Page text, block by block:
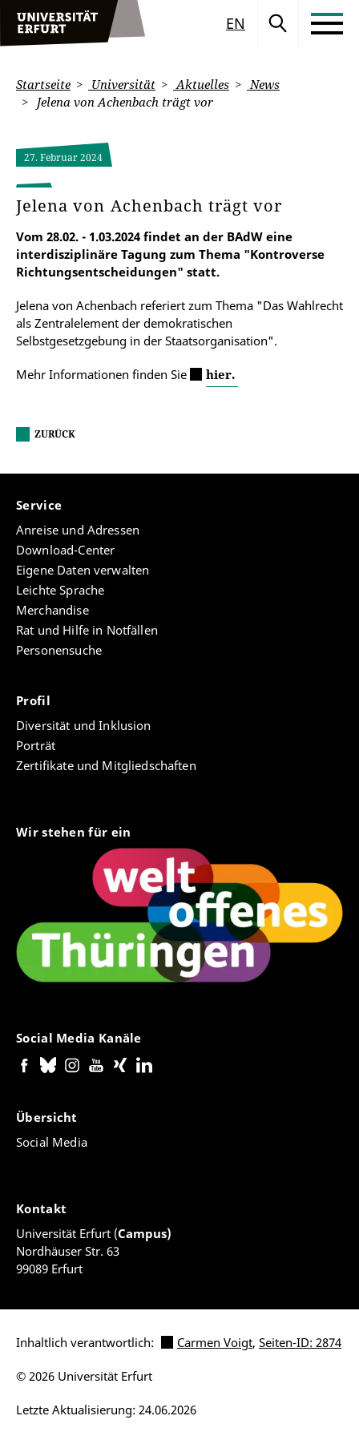
EN
Startseite Universität Aktuelles
News
Jelena von Achenbach trägt vor
27. Februar 2024
Jelena von Achenbach trägt vor
Vom 28.02. - 1.03.2024 findet an der BAdW eine
interdisziplinäre Tagung zum Thema "Kontroverse
Richtungsentscheidungen" statt.
Jelena von Achenbach referiert zum Thema "Das Wahlrecht
als Zentralelement der demokratischen
Selbstgesetzgebung in der Staatsorganisation".
Mehr Informationen finden Sie hier.
ZURÜCK
Service
Anreise und Adressen
Download-Center
Eigene Daten verwalten
Leichte Sprache
Merchandise
Rat und Hilfe in Notfällen
Personensuche
Profil
Diversität und Inklusion
Porträt
Zertifikate und Mitgliedschaften
Wir stehen für ein
Social Media Kanäle
Übersicht
Social Media
Kontakt
Universität Erfurt (Campus)
Nordhäuser Str. 63
99089 Erfurt
Inhaltlich verantwortlich: Carmen Voigt, Seiten-ID: 2874
Letzte Aktualisierung: 24.06.2026
© 2026 Universität Erfurt